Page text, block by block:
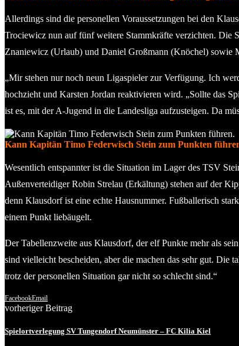
Allerdings sind die personellen Voraussetzungen bei den
Trociewicz nun auf fünf weitere Stammkräfte verzichten. Die
Znaniewicz (Urlaub) und Daniel Großmann (Knöchel) sowie
„Mir stehen nur noch neun Ligaspieler zur Verfügung. Ich
hochzieht und Karsten Jordan reaktivieren wird. „Sollte das
ist es, mit der A-Jugend in die Landesliga aufzusteigen. Da
Kann Kapitän Timo Federwisch Stein zum Punkten
Wesentlich entspannter ist die Situation im Lager des TSV
Außenverteidiger Robin Strelau (Erkältung) stehen auf der
denn Klausdorf ist eine echte Hausnummer. Fußballerisch
einem Punkt liebäugelt.
Der Tabellenzweite aus Klausdorf, der elf Punkte mehr als
sind vielleicht bescheiden, aber die machen das sehr gut. Die
trotz der personellen Situation gar nicht so schlecht sind.“
FacebookEmail
vorheriger Beitrag
Spielortverlegung SV Tungendorf Neumünster – FC Kilia Kiel